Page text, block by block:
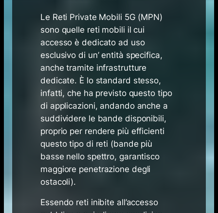
Le Reti Private Mobili 5G (MPN)
sono quelle reti mobili il cui
accesso è dedicato ad uso
esclusivo di un’ entità specifica,
anche tramite infrastrutture
dedicate. È lo standard stesso,
infatti, che ha previsto questo tipo
di applicazioni, andando anche a
suddividere le bande disponibili,
proprio per rendere più efficienti
questo tipo di reti (bande più
basse nello spettro, garantisco
maggiore penetrazione degli
ostacoli).
Essendo reti inibite all’accesso